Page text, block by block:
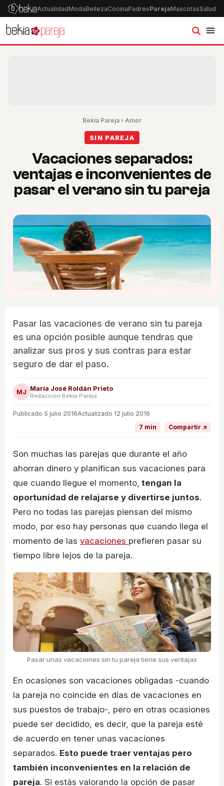
ActualidadModaBellezaCocinaPadresParejaMascotasSalud
Bekia Pareja › Amor
SIN PAREJA
Vacaciones separados:
ventajas e inconvenientes de
pasar el verano sin tu pareja
Pasar las vacaciones de verano sin tu pareja
es una opción posible aunque tendras que
analizar sus pros y sus contras para estar
seguro de dar el paso.
MJ María José Roldán Prieto
Redacción Bekia Pareja
Publicado 5 julio 2016Actualizado 12 julio 2016
7 min
Compartir ↗
Son muchas las parejas que durante el año
ahorran dinero y planifican sus vacaciones para
que cuando llegue el momento, tengan la
oportunidad de relajarse y divertirse juntos.
Pero no todas las parejas piensan del mismo
modo, por eso hay personas que cuando llega el
momento de las vacaciones prefieren pasar su
tiempo libre lejos de la pareja.
Pasar unas vacaciones sin tu pareja tiene sus ventajas
En ocasiones son vacaciones obligadas -cuando
la pareja no coincide en días de vacaciones en
sus puestos de trabajo-, pero en otras ocasiones
puede ser decidido, es decir, que la pareja esté
de acuerdo en tener unas vacaciones
separados. Esto puede traer ventajas pero
también inconvenientes en la relación de
pareja. Si estás valorando la opción de pasar